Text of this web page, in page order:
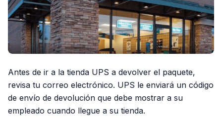
Antes de ir a la tienda UPS a devolver el paquete,
revisa tu correo electrónico. UPS le enviará un código
de envío de devolución que debe mostrar a su
empleado cuando llegue a su tienda.